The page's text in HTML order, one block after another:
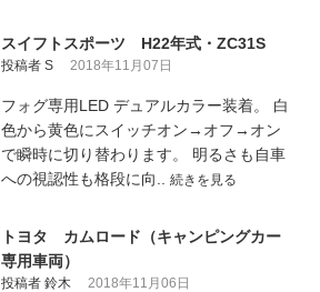
スイフトスポーツ H22年式・ZC31S
投稿者 S 2018年11月07日
フォグ専用LED デュアルカラー装着。 白
色から黄色にスイッチオン→オフ→オン
で瞬時に切り替わります。 明るさも自車
への視認性も格段に向.. 続きを見る
トヨタ カムロード（キャンピングカー
専用車両）
投稿者 鈴木 2018年11月06日